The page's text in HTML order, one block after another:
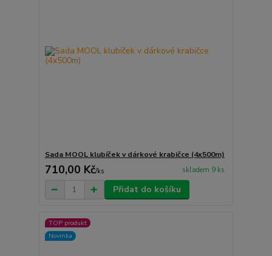
Sada MOOL klubíček v dárkové krabičce (4x500m)
710,00 Kč/ks skladem 9 ks
Přidat do košíku
TOP produkt
Novinka